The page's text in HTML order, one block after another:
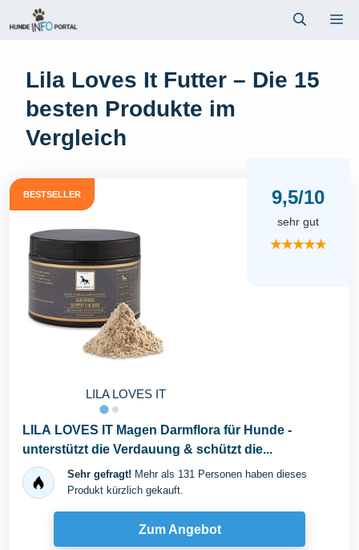
Inhalt
Lila Loves It Futter – Die 15
besten Produkte im
Vergleich
BESTSELLER
LILA LOVES IT
9,5/10
sehr gut
★★★★★
LILA LOVES IT Magen Darmflora für Hunde -
unterstützt die Verdauung & schützt die...
Sehr gefragt! Mehr als 131 Personen haben dieses
Produkt kürzlich gekauft.
Zum Angebot